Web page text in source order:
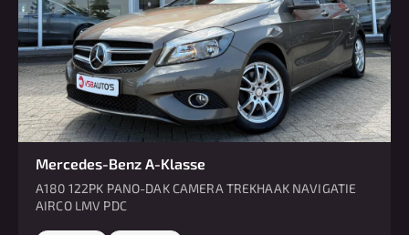
Mercedes-Benz A-Klasse
A180 122PK PANO-DAK CAMERA TREKHAAK NAVIGATIE
AIRCO LMV PDC